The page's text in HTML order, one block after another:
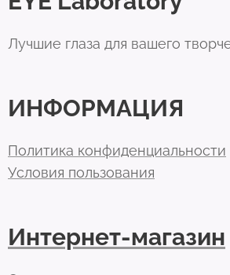
Лучшие глаза для вашего
ИНФОРМАЦИЯ
Политика конфиденциальности
Условия пользования
Интернет-магазин